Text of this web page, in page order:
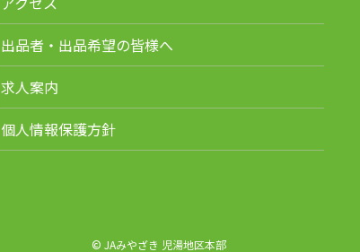
出品者・出品希望の皆様へ
求人案内
個人情報保護方針
© JAみやざき 児湯地区本部